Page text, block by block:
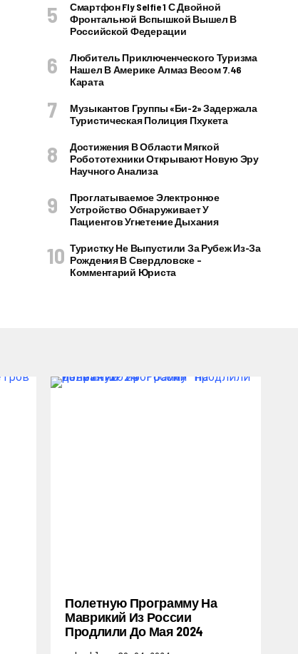
Смартфон Fly Selfie 1 С Двойной
Фронтальной Вспышкой Вышел В
Российской Федерации
Любитель Приключенческого Туризма
Нашел В Америке Алмаз Весом 7.46
Карата
Музыкантов Группы «Би-2» Задержала
Туристическая Полиция Пхукета
Достижения В Области Мягкой
Робототехники Открывают Новую Эру
Научного Анализа
Проглатываемое Электронное
Устройство Обнаруживает У
Пациентов Угнетение Дыхания
Туристку Не Выпустили За Рубеж Из-За
Рождения В Свердловске –
Комментарий Юриста
Полетную Программу На
Маврикий Из России
Продлили До Мая 2024